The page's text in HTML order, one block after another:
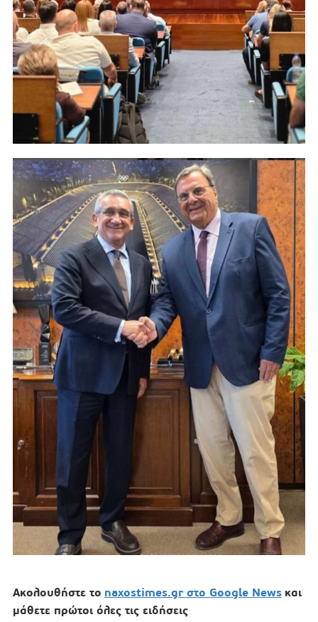
Ακολουθήστε το naxostimes.gr στο Google News και
μάθετε πρώτοι όλες τις ειδήσεις